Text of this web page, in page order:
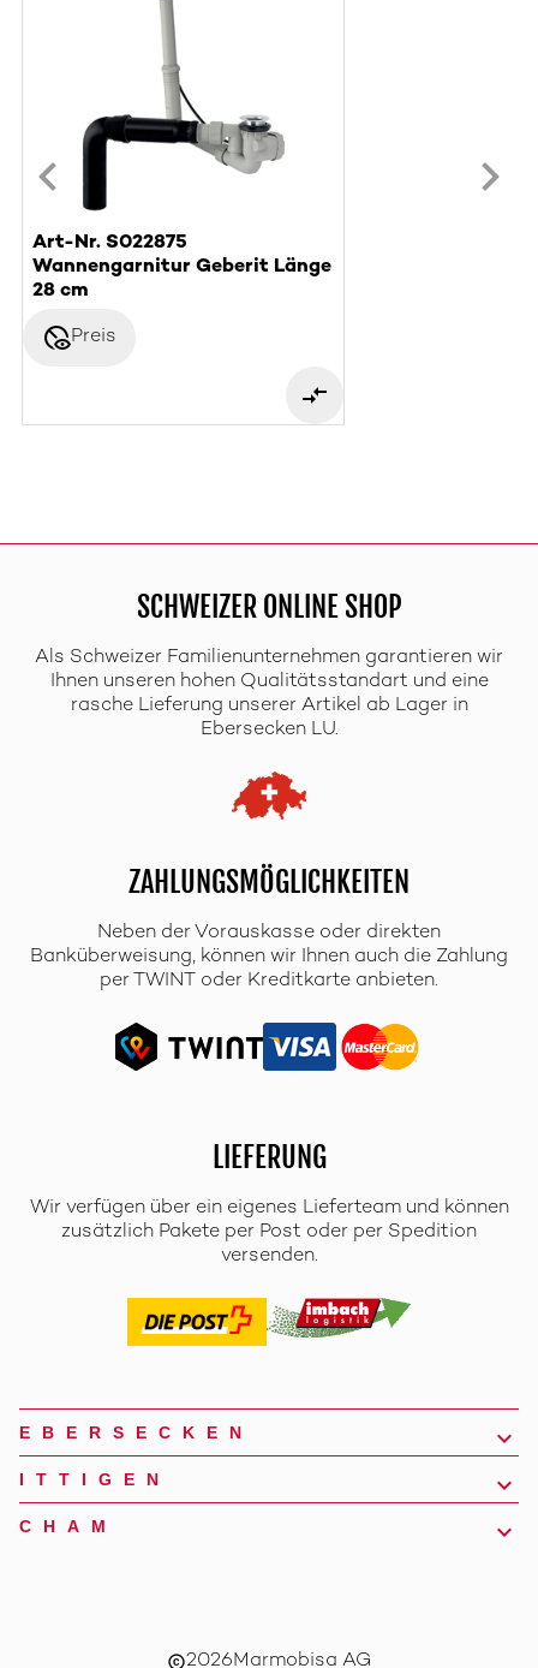
Art-Nr. S022875
Wannengarnitur Geberit Länge
28 cm
disabled_visiblePreis
SCHWEIZER ONLINE SHOP
Als Schweizer Familienunternehmen garantieren wir
Ihnen unseren hohen Qualitätsstandart und eine
rasche Lieferung unserer Artikel ab Lager in
Ebersecken LU.
ZAHLUNGSMÖGLICHKEITEN
Neben der Vorauskasse oder direkten
Banküberweisung, können wir Ihnen auch die Zahlung
per TWINT oder Kreditkarte anbieten.
LIEFERUNG
Wir verfügen über ein eigenes Lieferteam und können
zusätzlich Pakete per Post oder per Spedition
versenden.
EBERSECKEN
ITTIGEN
CHAM
copyright2026Marmobisa AG